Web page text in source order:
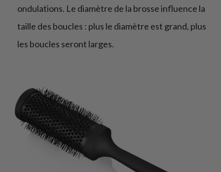
ondulations. Le diamètre de la brosse influence la
taille des boucles : plus le diamètre est grand, plus
les boucles seront larges.